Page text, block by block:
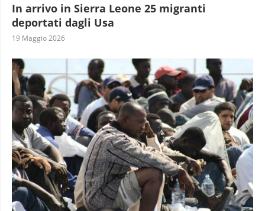
In arrivo in Sierra Leone 25 migranti
deportati dagli Usa
19 Maggio 2026